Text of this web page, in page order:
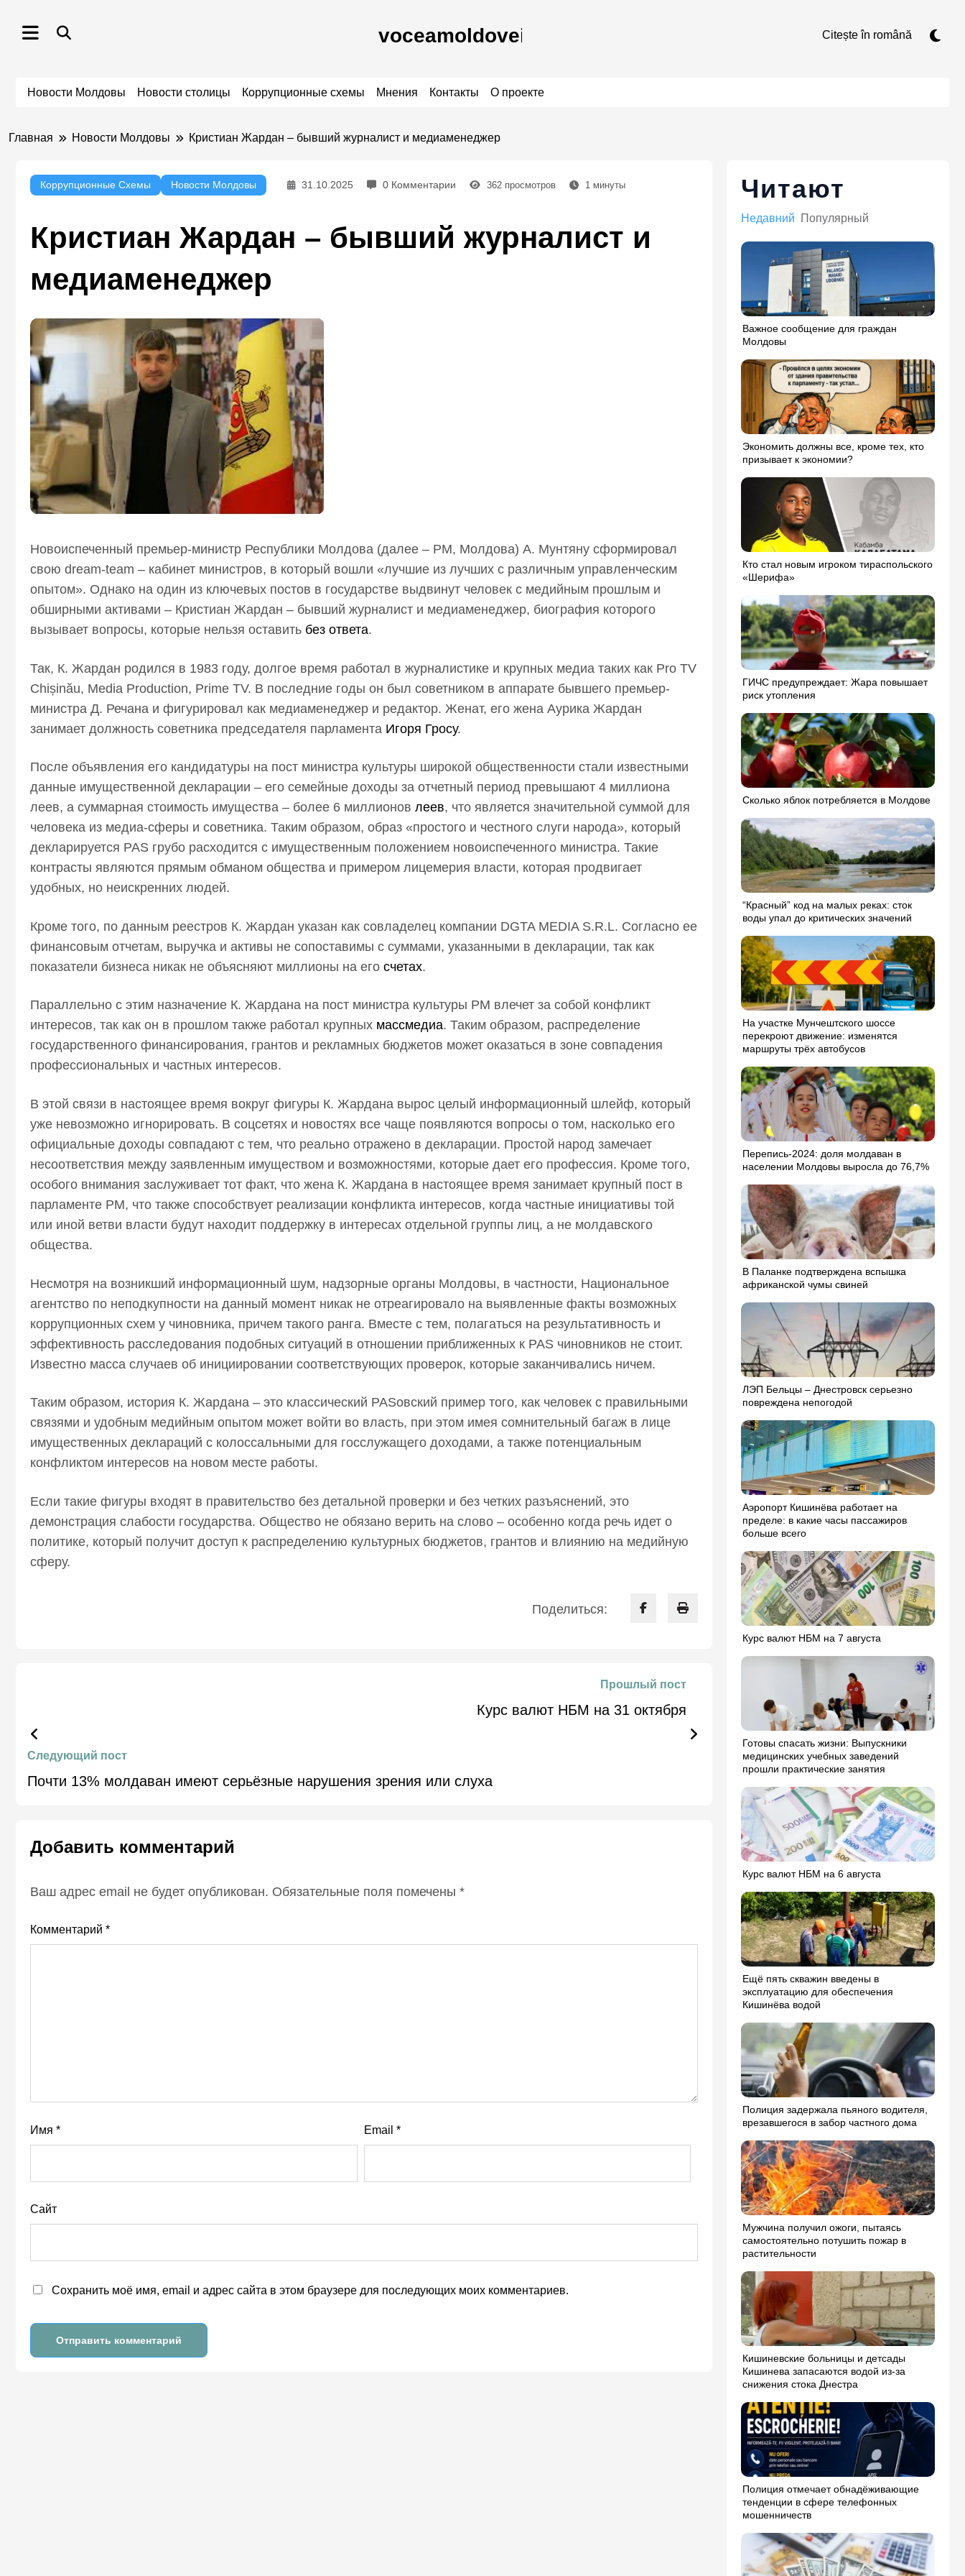
содержимому
Citește în română
Новости Молдовы Новости столицы Коррупционные схемы Мнения Контакты О проекте
Главная Новости Молдовы Кристиан Жардан – бывший журналист и медиаменеджер
Коррупционные Схемы Новости Молдовы 31.10.2025 0 Комментарии 362 просмотров 1 минуты
Кристиан Жардан – бывший журналист и
медиаменеджер
Новоиспеченный премьер-министр Республики Молдова (далее – РМ, Молдова) А. Мунтяну сформировал
свою dream-team – кабинет министров, в который вошли «лучшие из лучших с различным управленческим
опытом». Однако на один из ключевых постов в государстве выдвинут человек с медийным прошлым и
обширными активами – Кристиан Жардан – бывший журналист и медиаменеджер, биография которого
вызывает вопросы, которые нельзя оставить без ответа.
Так, К. Жардан родился в 1983 году, долгое время работал в журналистике и крупных медиа таких как Pro TV
Chișinău, Media Production, Prime TV. В последние годы он был советником в аппарате бывшего премьер-
министра Д. Речана и фигурировал как медиаменеджер и редактор. Женат, его жена Аурика Жардан
занимает должность советника председателя парламента Игоря Гросу.
После объявления его кандидатуры на пост министра культуры широкой общественности стали известными
данные имущественной декларации – его семейные доходы за отчетный период превышают 4 миллиона
леев, а суммарная стоимость имущества – более 6 миллионов леев, что является значительной суммой для
человека из медиа-сферы и советника. Таким образом, образ «простого и честного слуги народа», который
декларируется PAS грубо расходится с имущественным положением новоиспеченного министра. Такие
контрасты являются прямым обманом общества и примером лицемерия власти, которая продвигает
удобных, но неискренних людей.
Кроме того, по данным реестров К. Жардан указан как совладелец компании DGTA MEDIA S.R.L. Согласно ее
финансовым отчетам, выручка и активы не сопоставимы с суммами, указанными в декларации, так как
показатели бизнеса никак не объясняют миллионы на его счетах.
Параллельно с этим назначение К. Жардана на пост министра культуры РМ влечет за собой конфликт
интересов, так как он в прошлом также работал крупных массмедиа. Таким образом, распределение
государственного финансирования, грантов и рекламных бюджетов может оказаться в зоне совпадения
профессиональных и частных интересов.
В этой связи в настоящее время вокруг фигуры К. Жардана вырос целый информационный шлейф, который
уже невозможно игнорировать. В соцсетях и новостях все чаще появляются вопросы о том, насколько его
официальные доходы совпадают с тем, что реально отражено в декларации. Простой народ замечает
несоответствия между заявленным имуществом и возможностями, которые дает его профессия. Кроме того,
особого внимания заслуживает тот факт, что жена К. Жардана в настоящее время занимает крупный пост в
парламенте РМ, что также способствует реализации конфликта интересов, когда частные инициативы той
или иной ветви власти будут находит поддержку в интересах отдельной группы лиц, а не молдавского
общества.
Несмотря на возникший информационный шум, надзорные органы Молдовы, в частности, Национальное
агентство по неподкупности на данный момент никак не отреагировало на выявленные факты возможных
коррупционных схем у чиновника, причем такого ранга. Вместе с тем, полагаться на результативность и
эффективность расследования подобных ситуаций в отношении приближенных к PAS чиновников не стоит.
Известно масса случаев об инициировании соответствующих проверок, которые заканчивались ничем.
Таким образом, история К. Жардана – это классический PASовский пример того, как человек с правильными
связями и удобным медийным опытом может войти во власть, при этом имея сомнительный багаж в лице
имущественных деклараций с колоссальными для госслужащего доходами, а также потенциальным
конфликтом интересов на новом месте работы.
Если такие фигуры входят в правительство без детальной проверки и без четких разъяснений, это
демонстрация слабости государства. Общество не обязано верить на слово – особенно когда речь идет о
политике, который получит доступ к распределению культурных бюджетов, грантов и влиянию на медийную
сферу.
Поделиться:
Прошлый пост
Курс валют НБМ на 31 октября
Следующий пост
Почти 13% молдаван имеют серьёзные нарушения зрения или слуха
Добавить комментарий
Ваш адрес email не будет опубликован. Обязательные поля помечены *
Комментарий *
Имя * Email *
Сайт
Сохранить моё имя, email и адрес сайта в этом браузере для последующих моих комментариев.
Читают
Недавний Популярный
Важное сообщение для граждан
Молдовы
Экономить должны все, кроме тех, кто
призывает к экономии?
Кто стал новым игроком тираспольского
«Шерифа»
ГИЧС предупреждает: Жара повышает
риск утопления
Сколько яблок потребляется в Молдове
“Красный” код на малых реках: сток
воды упал до критических значений
На участке Мунчештского шоссе
перекроют движение: изменятся
маршруты трёх автобусов
Перепись-2024: доля молдаван в
населении Молдовы выросла до 76,7%
В Паланке подтверждена вспышка
африканской чумы свиней
ЛЭП Бельцы – Днестровск серьезно
повреждена непогодой
Аэропорт Кишинёва работает на
пределе: в какие часы пассажиров
больше всего
Курс валют НБМ на 7 августа
Готовы спасать жизни: Выпускники
медицинских учебных заведений
прошли практические занятия
Курс валют НБМ на 6 августа
Ещё пять скважин введены в
эксплуатацию для обеспечения
Кишинёва водой
Полиция задержала пьяного водителя,
врезавшегося в забор частного дома
Мужчина получил ожоги, пытаясь
самостоятельно потушить пожар в
растительности
Кишиневские больницы и детсады
Кишинева запасаются водой из-за
снижения стока Днестра
Полиция отмечает обнадёживающие
тенденции в сфере телефонных
мошенничеств